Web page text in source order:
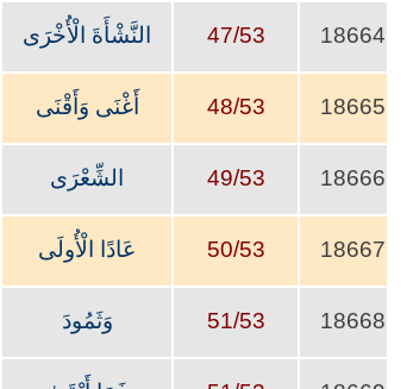
18664
47/53 النَّشْأَةَ الْأُخْرَى
18665
48/53 أَغْنَى وَأَقْنَى
18666
49/53 الشِّعْرَى
18667
50/53 عَادًا الْأُولَى
18668
51/53 وَثَمُودَ